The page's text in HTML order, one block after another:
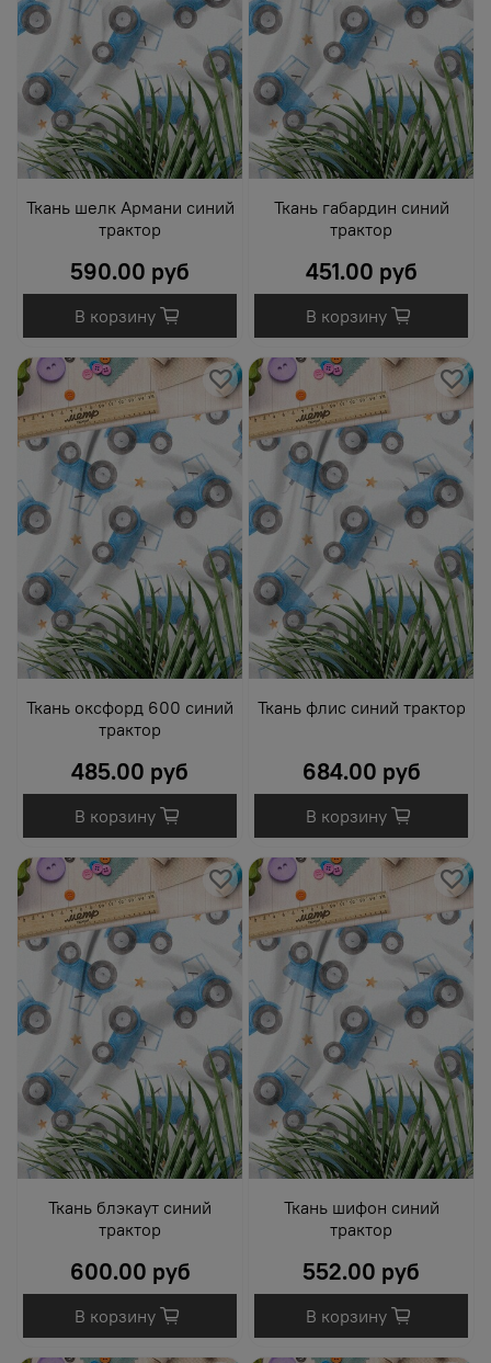
Ткань шелк Армани синий
трактор
590.00 руб
В корзину
Ткань габардин синий
трактор
451.00 руб
В корзину
Ткань оксфорд 600 синий
трактор
485.00 руб
В корзину
Ткань флис синий трактор
684.00 руб
В корзину
Ткань блэкаут синий
трактор
600.00 руб
В корзину
Ткань шифон синий
трактор
552.00 руб
В корзину